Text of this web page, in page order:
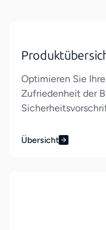
Optimieren Sie
Zufriedenheit der
Übersicht